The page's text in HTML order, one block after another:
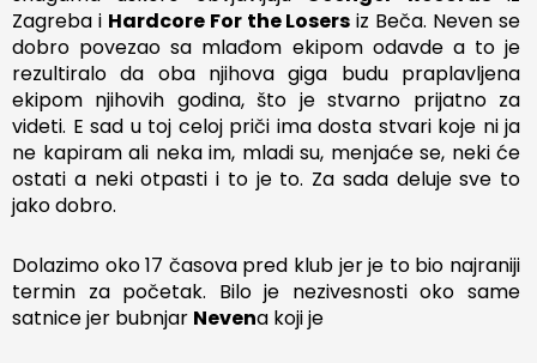
Zagreba i Hardcore For the Losers iz Beča. Neven se
dobro povezao sa mlađom ekipom odavde a to je
rezultiralo da oba njihova giga budu praplavljena
ekipom njihovih godina, što je stvarno prijatno za
videti. E sad u toj celoj priči ima dosta stvari koje ni ja
ne kapiram ali neka im, mladi su, menjaće se, neki će
ostati a neki otpasti i to je to. Za sada deluje sve to
jako dobro.
Dolazimo oko 17 časova pred klub jer je to bio najraniji
termin za početak. Bilo je nezivesnosti oko same
satnice jer bubnjar Nevena koji je